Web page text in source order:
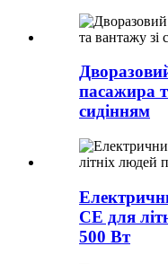
пасажира
сидінням
CE для
500 Вт